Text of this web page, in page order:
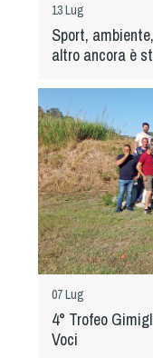
13 Lug
Sport,
altro ancora è
07 Lug
4° Trofeo
Voci